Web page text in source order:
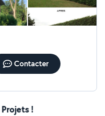
Contacter
!